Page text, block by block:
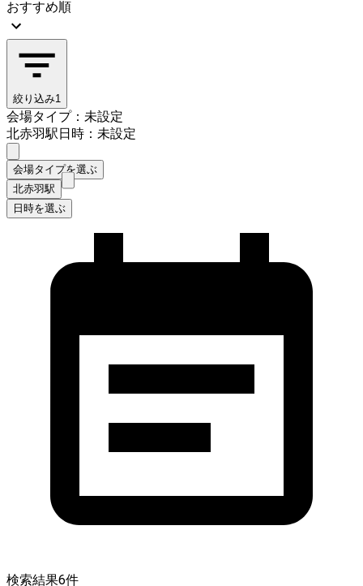
おすすめ順
絞り込み1
会場タイプ：未設定
北赤羽駅日時：未設定
会場タイプを選ぶ
北赤羽駅
日時を選ぶ
検索結果6件